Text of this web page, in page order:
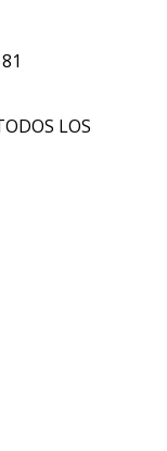
LOS